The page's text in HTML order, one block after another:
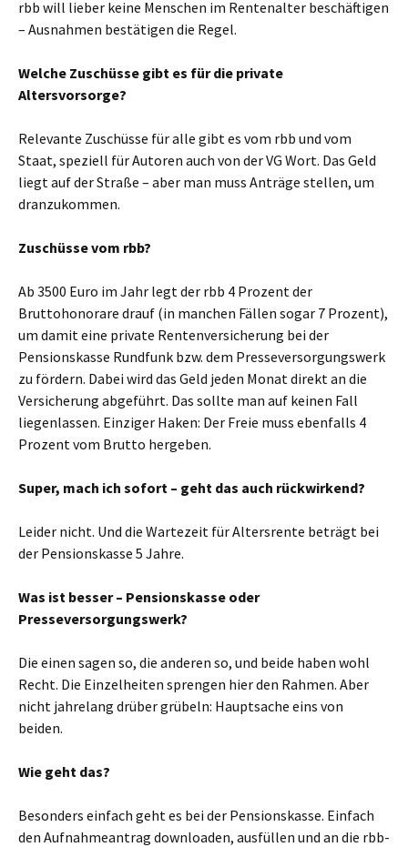
rbb will lieber keine Menschen im Rentenalter beschäftigen
– Ausnahmen bestätigen die Regel.
Welche Zuschüsse gibt es für die private
Altersvorsorge?
Relevante Zuschüsse für alle gibt es vom rbb und vom
Staat, speziell für Autoren auch von der VG Wort. Das Geld
liegt auf der Straße – aber man muss Anträge stellen, um
dranzukommen.
Zuschüsse vom rbb?
Ab 3500 Euro im Jahr legt der rbb 4 Prozent der
Bruttohonorare drauf (in manchen Fällen sogar 7 Prozent),
um damit eine private Rentenversicherung bei der
Pensionskasse Rundfunk bzw. dem Presseversorgungswerk
zu fördern. Dabei wird das Geld jeden Monat direkt an die
Versicherung abgeführt. Das sollte man auf keinen Fall
liegenlassen. Einziger Haken: Der Freie muss ebenfalls 4
Prozent vom Brutto hergeben.
Super, mach ich sofort – geht das auch rückwirkend?
Leider nicht. Und die Wartezeit für Altersrente beträgt bei
der Pensionskasse 5 Jahre.
Was ist besser – Pensionskasse oder
Presseversorgungswerk?
Die einen sagen so, die anderen so, und beide haben wohl
Recht. Die Einzelheiten sprengen hier den Rahmen. Aber
nicht jahrelang drüber grübeln: Hauptsache eins von
beiden.
Wie geht das?
Besonders einfach geht es bei der Pensionskasse. Einfach
den Aufnahmeantrag downloaden, ausfüllen und an die rbb-